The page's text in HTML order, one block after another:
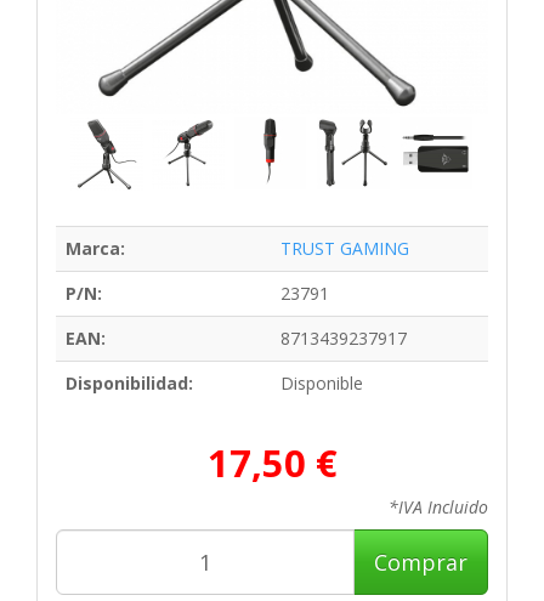
Marca:
TRUST GAMING
P/N:
23791
EAN:
8713439237917
Disponibilidad:
Disponible
17,50 €
*IVA Incluido
Comprar